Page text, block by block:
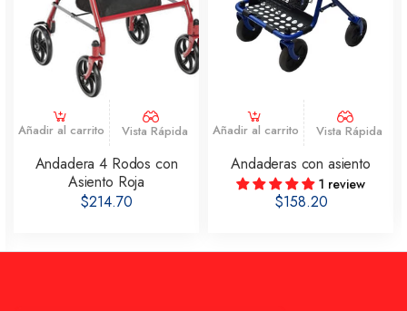
Añadir al carrito Vista Rápida
Andadera 4 Rodos con
Asiento Roja
$214.70
Añadir al carrito Vista Rápida
Andaderas con asiento
1 review
$158.20